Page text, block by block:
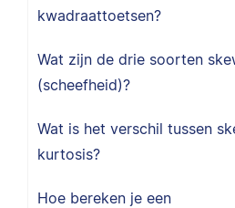
kwadraattoetsen?
Wat zijn de drie soorten
(scheefheid)?
Wat is het verschil tussen
kurtosis?
Hoe bereken je een